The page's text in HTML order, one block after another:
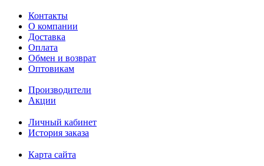
Контакты
О компании
Доставка
Оплата
Обмен и возврат
Оптовикам
Производители
Акции
Личный кабинет
История заказа
Карта сайта